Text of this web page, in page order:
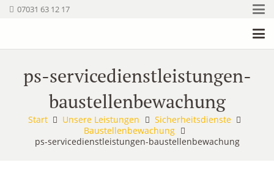
07031 63 12 17
ps-servicedienstleistungen-
baustellenbewachung
Start Unsere Leistungen
Sicherheitsdienste
Baustellenbewachung
ps-servicedienstleistungen-baustellenbewachung